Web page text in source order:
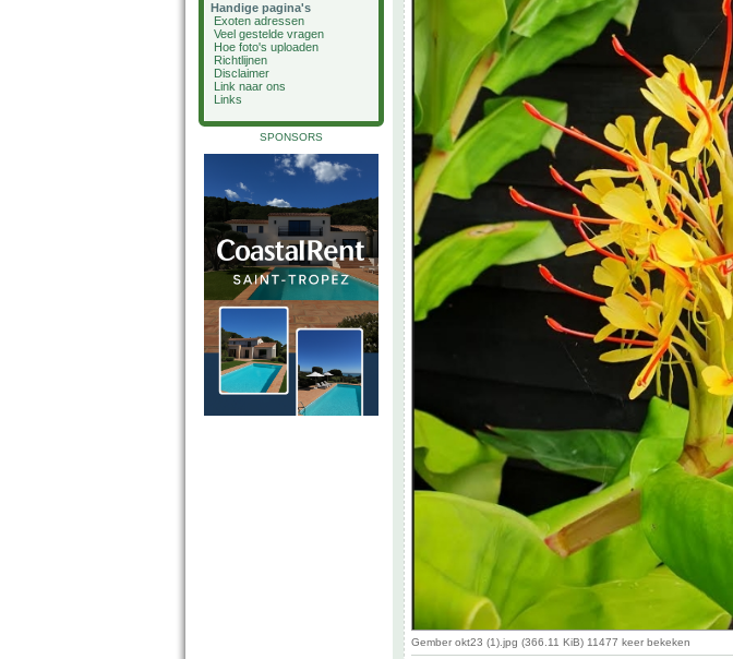
Handige pagina's
Exoten adressen
Veel gestelde vragen
Hoe foto's uploaden
Richtlijnen
Disclaimer
Link naar ons
Links
SPONSORS
Gember okt23 (1).jpg (366.11 KiB) 11477 keer bekeken